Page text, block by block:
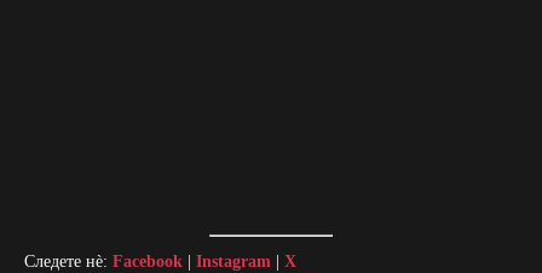
Следете нè: Facebook Instagram X